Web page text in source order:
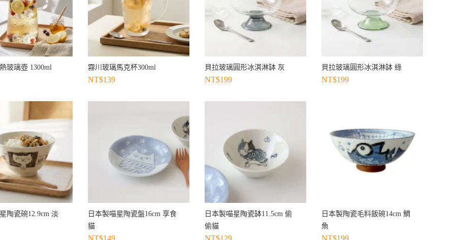
玻璃壺 1300ml 霧川玻璃馬克杯300ml
NT$139
貝拉玻璃圓形冰淇淋缽 灰
NT$199
貝拉玻璃圓形冰淇淋缽 綠
NT$199
陶瓷碗12.9cm 淡
日本製喵星陶瓷盤16cm 享食
貓
NT$149
日本製喵星陶瓷缽11.5cm 偷
偷貓
NT$129
日本製陶瓷毛料飯碗14cm 鯛
魚
NT$199